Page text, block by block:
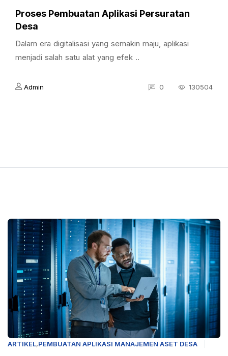
Proses Pembuatan Aplikasi Persuratan
Desa
Dalam era digitalisasi yang semakin maju, aplikasi
menjadi salah satu alat yang efek ..
Admin 0 130504
ARTIKEL,PEMBUATAN APLIKASI MANAJEMEN ASET DESA